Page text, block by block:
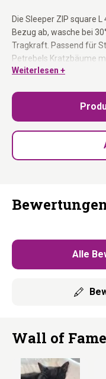
Die Sleeper ZIP square
Bezug ab, wasche bei
Tragkraft. Passend für
Petrebels Kratzbäume
12 cm.
Waschbarer Bezug mit
Max. 15 kg Tragkraft:
Cappuccinofarbener
Passend für Stämme Ø
Petrebels Kratzbäumen
Weiterlesen +
Alle
Wall of Fame